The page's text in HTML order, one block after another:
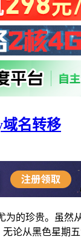
域名转移
的珍贵。虽
论从黑色星期